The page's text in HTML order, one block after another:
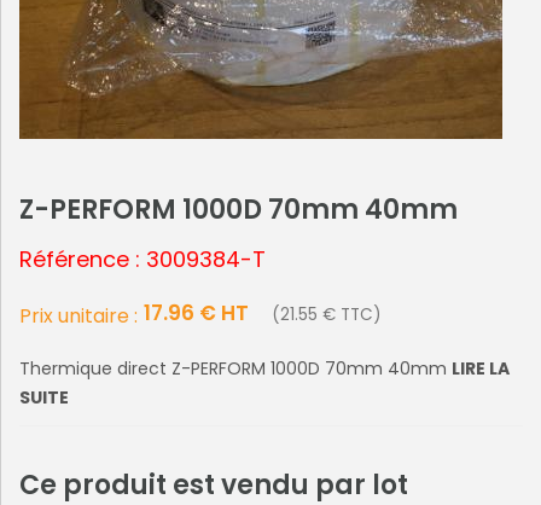
Z-PERFORM 1000D 70mm 40mm
Référence : 3009384-T
Prix unitaire : 17.96 € HT (21.55 € TTC)
Thermique direct Z-PERFORM 1000D 70mm 40mm LIRE LA
SUITE
Ce produit est vendu par lot